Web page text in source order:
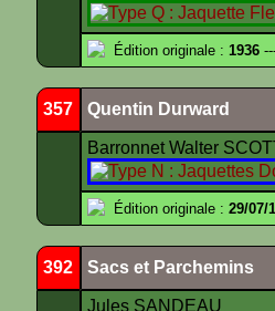
Édition originale : 1936
357 Quentin Durward
Barronnet Walter
Édition originale : 29/07/
392 Sacs et Parchemins
Jules SANDEAU